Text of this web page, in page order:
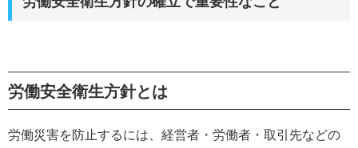
労働安全衛生方針とは
労働災害を防止するには、経営者・労働者・取引先などの